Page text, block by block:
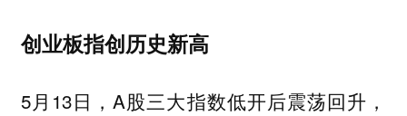
创业板指创历史新高
5月13日，A股三大指数低开后震荡回升，